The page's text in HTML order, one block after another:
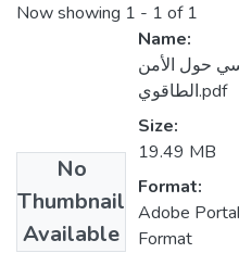
Now showing 1 - 1 of 1
No
Thumbnail
Available
Name:
حول الأمن
الطاقوي.pdf
Size:
19.49 MB
Format:
Adobe
Format